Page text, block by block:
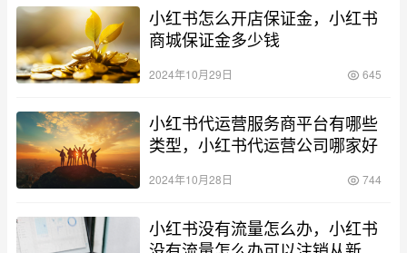
小红书怎么开店保证金，小红书
商城保证金多少钱
2024年10月29日 645
小红书代运营服务商平台有哪些
类型，小红书代运营公司哪家好
2024年10月28日 744
小红书没有流量怎么办，小红书